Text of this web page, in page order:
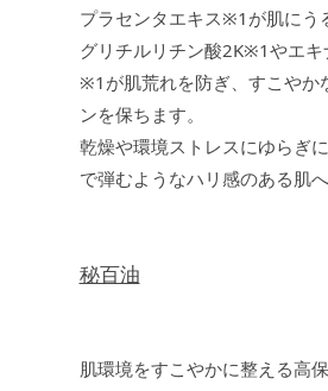
プラセンタエキス※1が肌にう
グリチルリチン酸2K※1やエキ
※1が肌荒れを防ぎ、すこやか
ンを保ちます。
乾燥や環境ストレスにゆらぎ
で弾むようなハリ感のある肌へ
秘百油
肌環境をすこやかに整える高